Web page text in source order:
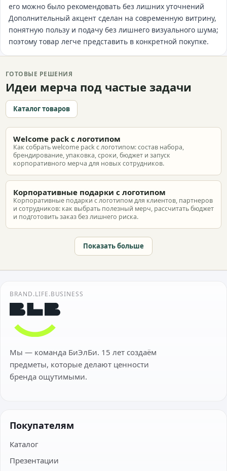
его можно было рекомендовать без лишних уточнений
Дополнительный акцент сделан на современную витрину,
понятную пользу и подачу без лишнего визуального шума;
поэтому товар легче представить в конкретной покупке.
ГОТОВЫЕ РЕШЕНИЯ
Идеи мерча под частые задачи
Каталог товаров
Welcome pack с логотипом
Как собрать welcome pack с логотипом: состав набора,
брендирование, упаковка, сроки, бюджет и запуск
корпоративного мерча для новых сотрудников.
Корпоративные подарки с логотипом
Корпоративные подарки с логотипом для клиентов, партнеров
и сотрудников: как выбрать полезный мерч, рассчитать бюджет
и подготовить заказ без лишнего риска.
Показать больше
BRAND.LIFE.BUSINESS
Мы — команда БиЭлБи. 15 лет создаём
предметы, которые делают ценности
бренда ощутимыми.
Покупателям
Каталог
Презентации